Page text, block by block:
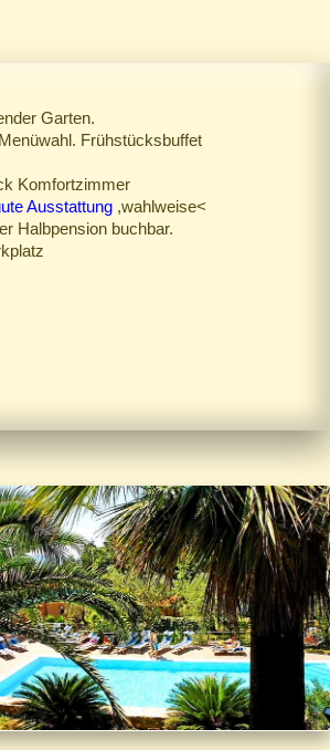
Garten.
Frühstücksbuffet
Komfortzimmer
Ausstattung,wahlweise<
Halbpension buchbar.